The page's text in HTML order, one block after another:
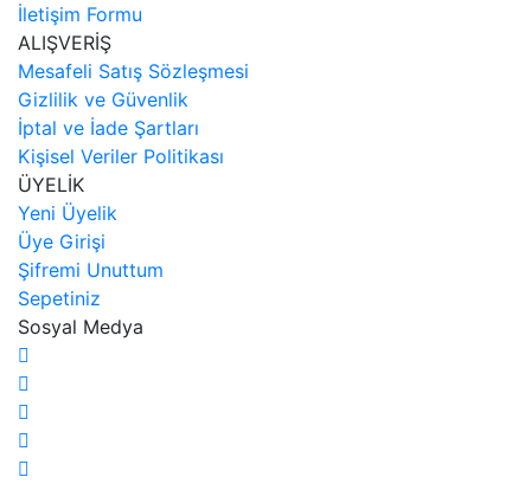
İletişim Formu
ALIŞVERİŞ
Mesafeli Satış Sözleşmesi
Gizlilik ve Güvenlik
İptal ve İade Şartları
Kişisel Veriler Politikası
ÜYELİK
Yeni Üyelik
Üye Girişi
Şifremi Unuttum
Sepetiniz
Sosyal Medya